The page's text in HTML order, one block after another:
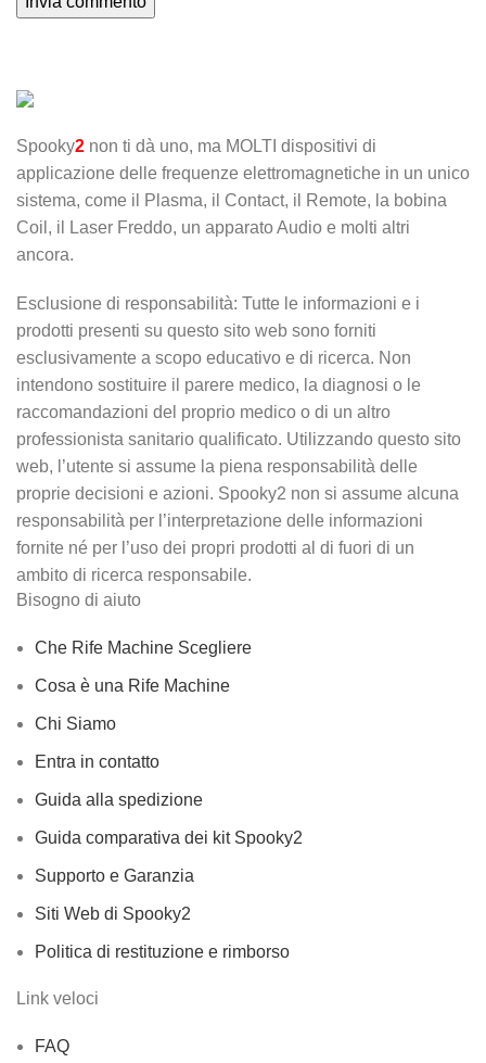
Spooky2 non ti dà uno, ma MOLTI dispositivi di
applicazione delle frequenze elettromagnetiche in un unico
sistema, come il Plasma, il Contact, il Remote, la bobina
Coil, il Laser Freddo, un apparato Audio e molti altri
ancora.
Esclusione di responsabilità: Tutte le informazioni e i
prodotti presenti su questo sito web sono forniti
esclusivamente a scopo educativo e di ricerca. Non
intendono sostituire il parere medico, la diagnosi o le
raccomandazioni del proprio medico o di un altro
professionista sanitario qualificato. Utilizzando questo sito
web, l’utente si assume la piena responsabilità delle
proprie decisioni e azioni. Spooky2 non si assume alcuna
responsabilità per l’interpretazione delle informazioni
fornite né per l’uso dei propri prodotti al di fuori di un
ambito di ricerca responsabile.
Bisogno di aiuto
Che Rife Machine Scegliere
Cosa è una Rife Machine
Chi Siamo
Entra in contatto
Guida alla spedizione
Guida comparativa dei kit Spooky2
Supporto e Garanzia
Siti Web di Spooky2
Politica di restituzione e rimborso
Link veloci
FAQ